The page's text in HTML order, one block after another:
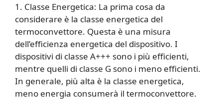
1. Classe Energetica: La prima cosa da
considerare è la classe energetica del
termoconvettore. Questa è una misura
dell’efficienza energetica del dispositivo. I
dispositivi di classe A+++ sono i più efficienti,
mentre quelli di classe G sono i meno efficienti.
In generale, più alta è la classe energetica,
meno energia consumerà il termoconvettore.